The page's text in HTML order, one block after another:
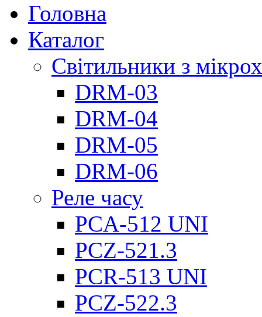
Головна
Каталог
Світильники з
DRM-03
DRM-04
DRM-05
DRM-06
Реле часу
PCA-512 UNI
PCZ-521.3
PCR-513 UNI
PCZ-522.3